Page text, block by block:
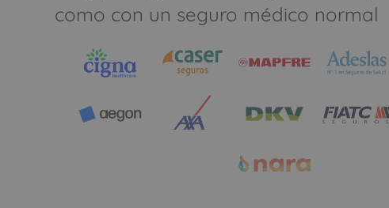
como con un seguro médico normal